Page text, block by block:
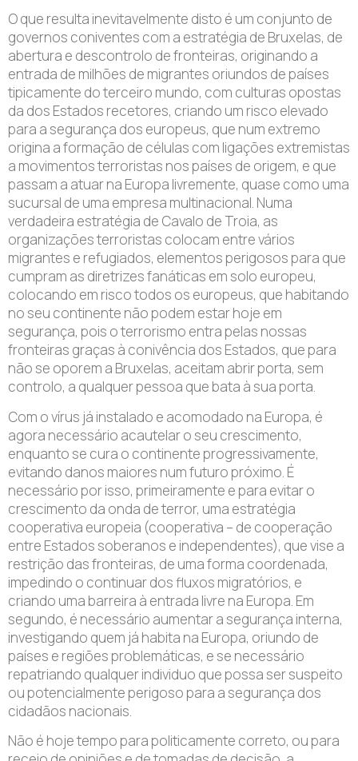
O que resulta inevitavelmente disto é um conjunto de
governos coniventes com a estratégia de Bruxelas, de
abertura e descontrolo de fronteiras, originando a
entrada de milhões de migrantes oriundos de países
tipicamente do terceiro mundo, com culturas opostas
da dos Estados recetores, criando um risco elevado
para a segurança dos europeus, que num extremo
origina a formação de células com ligações extremistas
a movimentos terroristas nos países de origem, e que
passam a atuar na Europa livremente, quase como uma
sucursal de uma empresa multinacional. Numa
verdadeira estratégia de Cavalo de Troia, as
organizações terroristas colocam entre vários
migrantes e refugiados, elementos perigosos para que
cumpram as diretrizes fanáticas em solo europeu,
colocando em risco todos os europeus, que habitando
no seu continente não podem estar hoje em
segurança, pois o terrorismo entra pelas nossas
fronteiras graças à conivência dos Estados, que para
não se oporem a Bruxelas, aceitam abrir porta, sem
controlo, a qualquer pessoa que bata à sua porta.
Com o vírus já instalado e acomodado na Europa, é
agora necessário acautelar o seu crescimento,
enquanto se cura o continente progressivamente,
evitando danos maiores num futuro próximo. É
necessário por isso, primeiramente e para evitar o
crescimento da onda de terror, uma estratégia
cooperativa europeia (cooperativa – de cooperação
entre Estados soberanos e independentes), que vise a
restrição das fronteiras, de uma forma coordenada,
impedindo o continuar dos fluxos migratórios, e
criando uma barreira à entrada livre na Europa. Em
segundo, é necessário aumentar a segurança interna,
investigando quem já habita na Europa, oriundo de
países e regiões problemáticas, e se necessário
repatriando qualquer individuo que possa ser suspeito
ou potencialmente perigoso para a segurança dos
cidadãos nacionais.
Não é hoje tempo para politicamente correto, ou para